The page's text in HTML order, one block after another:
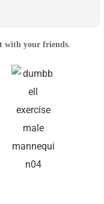
with your friends.